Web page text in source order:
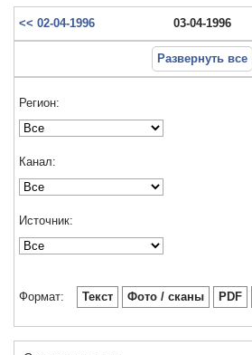
<< 02-04-1996 03-04-1996
Развернуть все
Регион:
Канал:
Источник:
Формат: Текст Фото / сканы PDF